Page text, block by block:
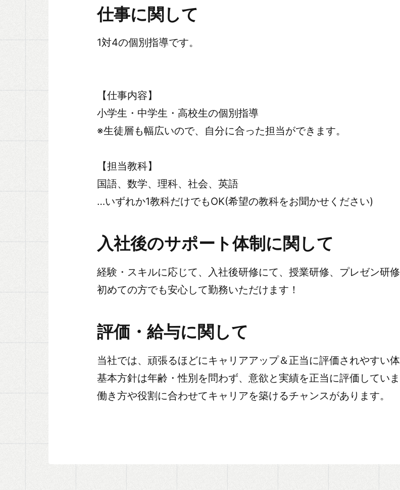
仕事に関して
1対4の個別指導です。
【仕事内容】
小学生・中学生・高校生の個別指導
※生徒層も幅広いので、自分に合った担当ができます。
【担当教科】
国語、数学、理科、社会、英語
…いずれか1教科だけでもOK(希望の教科をお聞かせください)
入社後のサポート体制に関して
経験・スキルに応じて、入社後研修にて、授業研修、プレゼン研修
初めての方でも安心して勤務いただけます！
評価・給与に関して
当社では、頑張るほどにキャリアアップ＆正当に評価されやすい体
基本方針は年齢・性別を問わず、意欲と実績を正当に評価していま
働き方や役割に合わせてキャリアを築けるチャンスがあります。